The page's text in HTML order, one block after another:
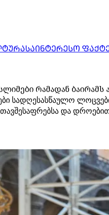
ᲡᲐᲘᲜᲢᲔᲠᲔᲡᲝ
რამადან
სადღესასწაულო
და